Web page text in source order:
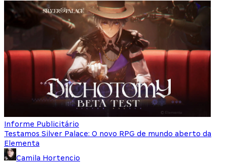
Informe Publicitário
Testamos Silver Palace: O novo RPG de mundo aberto da
Elementa
Camila Hortencio